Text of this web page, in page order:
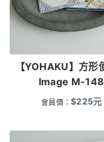
【YOHAKU】方形
Image M-148
會員價：$225元